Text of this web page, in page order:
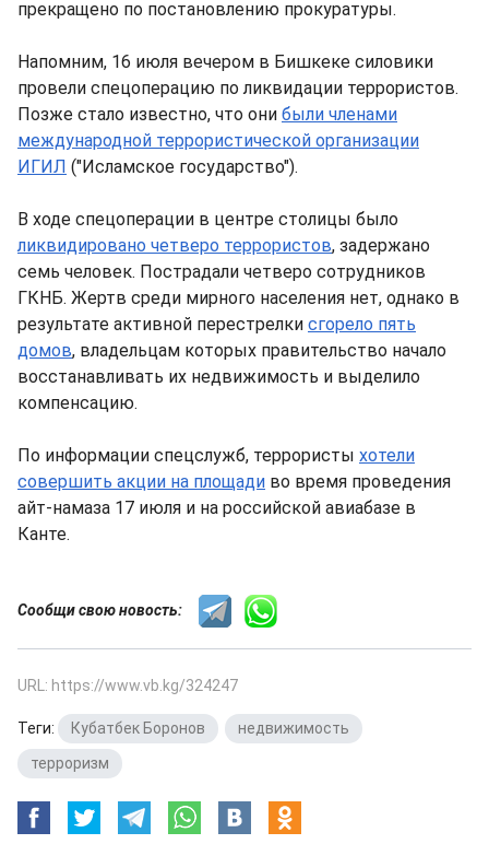
прекращено по постановлению прокуратуры.
Напомним, 16 июля вечером в Бишкеке силовики
провели спецоперацию по ликвидации террористов.
Позже стало известно, что они были членами
международной террористической организации
ИГИЛ ("Исламское государство").
В ходе спецоперации в центре столицы было
ликвидировано четверо террористов, задержано
семь человек. Пострадали четверо сотрудников
ГКНБ. Жертв среди мирного населения нет, однако в
результате активной перестрелки сгорело пять
домов, владельцам которых правительство начало
восстанавливать их недвижимость и выделило
компенсацию.
По информации спецслужб, террористы хотели
совершить акции на площади во время проведения
айт-намаза 17 июля и на российской авиабазе в
Канте.
Сообщи свою новость:
URL: https://www.vb.kg/324247
Теги: Кубатбек Боронов недвижимость
терроризм